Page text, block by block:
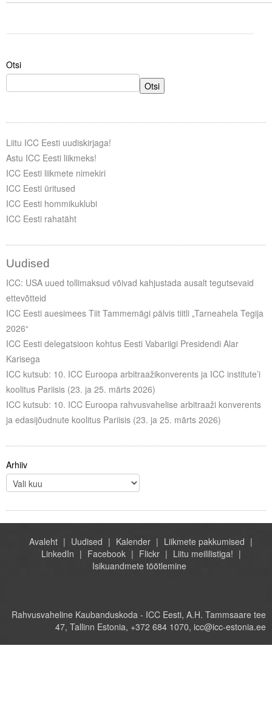
Oskusteave
Abimaterjalid
Projektid
Otsi
Otsi
Liitu ICC Eesti uudiskirjaga!
Astu ICC Eesti liikmeks!
ICC Eesti liikmete nimekiri
ICC Eesti üritused
ICC Eesti hommikuklubi
ICC Eesti rahatäht
Uudised
ICC: USA uued tollimaksud võivad kahjustada ausalt tegutsevaid
ettevõtteid
ICC Eesti auesimees Tiit Tammemägi pälvis tiitli „Tarneahela Tegija
2026“
ICC Eesti delegatsioon kohtus Eesti Vabariigi Presidendi Alar
Karisega
ICC kutsub: 10. ICC Euroopa arbitraažikonverents ja ICC institute’i
koolitus Pariisis (23. ja 25. märts 2026)
ICC kutsub: 10. ICC Euroopa rahvusvahelise arbitraaži konverents
ja edasijõudnute koolitus Pariisis (23. ja 25. märts 2026)
Arhiiv
Avaleht Uudised Kalender
Liikmete pakkumised
LinkedIn
Facebook Flickr
Liitu meililistiga!
Isikuandmete töötlemine
Rahvusvaheline Kaubanduskoda - ICC Eesti, A.H. Tammsaare tee
47, Tallinn Estonia, +372 684 1070, icc@icc-estonia.ee